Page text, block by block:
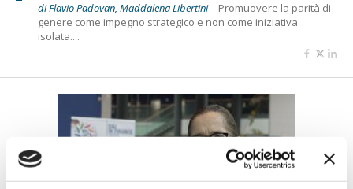
di Flavio Padovan, Maddalena Libertini - Promuovere la parità di
genere come impegno strategico e non come iniziativa
isolata....